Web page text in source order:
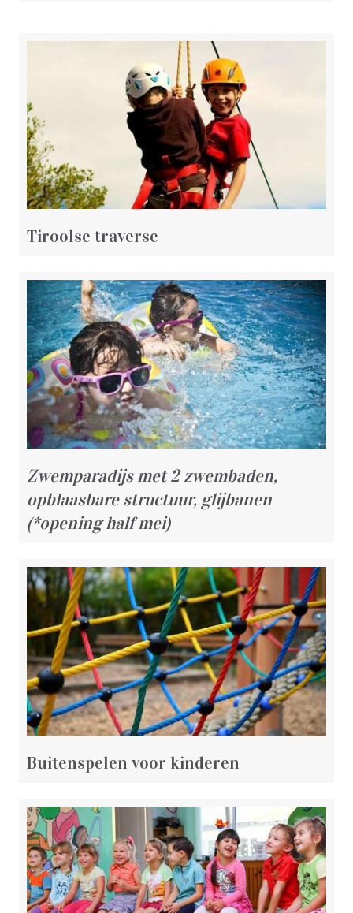
Tiroolse traverse
Zwemparadijs met 2 zwembaden,
opblaasbare structuur, glijbanen
(*opening half mei)
Buitenspelen voor kinderen